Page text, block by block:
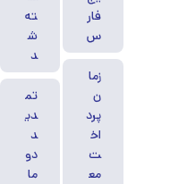
فار
س
زما
ن
پرد
اخ
ت
مع
ته
ش
د
تم
دی
د
دو
ما